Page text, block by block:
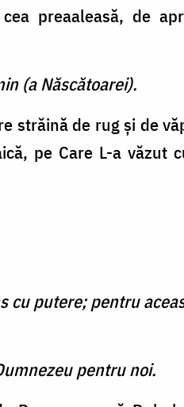
preaaleasă, de
(a Născătoarei).
străină de rug şi de
pe Care L-a văzut
cu putere; pentru
pentru noi.